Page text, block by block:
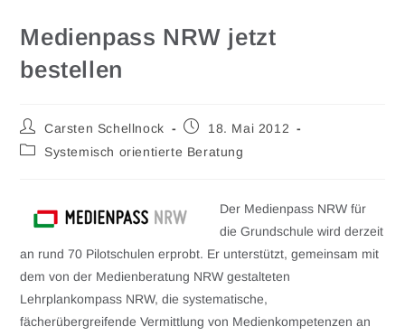
Medienpass NRW jetzt
bestellen
Carsten Schellnock
18. Mai 2012
Systemisch orientierte Beratung
Der Medienpass NRW für
die Grundschule wird derzeit
an rund 70 Pilotschulen erprobt. Er unterstützt, gemeinsam mit
dem von der Medienberatung NRW gestalteten
Lehrplankompass NRW, die systematische,
fächerübergreifende Vermittlung von Medienkompetenzen an